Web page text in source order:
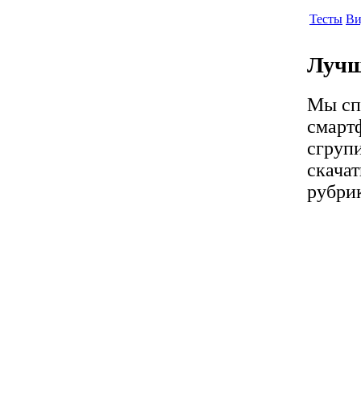
Тесты
Мы